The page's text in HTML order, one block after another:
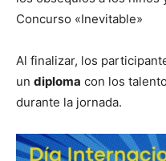
Concurso «Inevitable»
Al finalizar, los
un diploma con los
durante la jornada.